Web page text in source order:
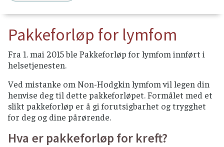
Pakkeforløp for lymfom
Fra 1. mai 2015 ble Pakkeforløp for lymfom innført i
helsetjenesten.
Ved mistanke om Non-Hodgkin lymfom vil legen din
henvise deg til dette pakkeforløpet. Formålet med et
slikt pakkeforløp er å gi forutsigbarhet og trygghet
for deg og dine pårørende.
Hva er pakkeforløp for kreft?